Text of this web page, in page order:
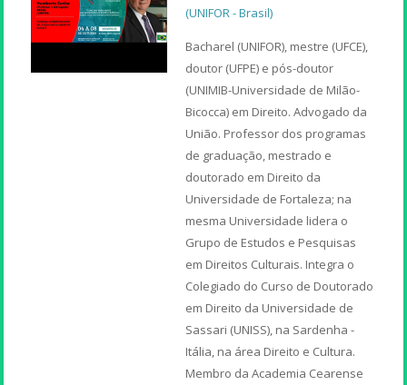
(UNIFOR - Brasil)
Bacharel (UNIFOR), mestre (UFCE),
doutor (UFPE) e pós-doutor
(UNIMIB-Universidade de Milão-
Bicocca) em Direito. Advogado da
União. Professor dos programas
de graduação, mestrado e
doutorado em Direito da
Universidade de Fortaleza; na
mesma Universidade lidera o
Grupo de Estudos e Pesquisas
em Direitos Culturais. Integra o
Colegiado do Curso de Doutorado
em Direito da Universidade de
Sassari (UNISS), na Sardenha -
Itália, na área Direito e Cultura.
Membro da Academia Cearense